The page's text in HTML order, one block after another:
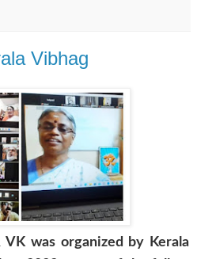
Vibhag
VK wasorganized by Kerala